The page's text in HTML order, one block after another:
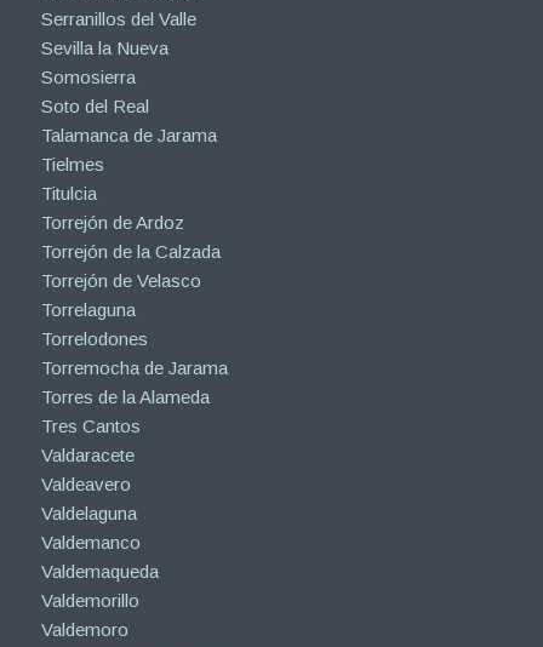
Serranillos del Valle
Sevilla la Nueva
Somosierra
Soto del Real
Talamanca de Jarama
Tielmes
Titulcia
Torrejón de Ardoz
Torrejón de la Calzada
Torrejón de Velasco
Torrelaguna
Torrelodones
Torremocha de Jarama
Torres de la Alameda
Tres Cantos
Valdaracete
Valdeavero
Valdelaguna
Valdemanco
Valdemaqueda
Valdemorillo
Valdemoro